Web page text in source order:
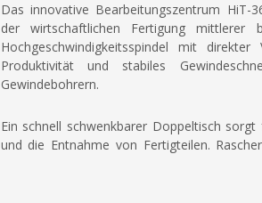
Das innovative Bearbeitungszentrum
der wirtschaftlichen Fertigung mittlerer
Hochgeschwindigkeitsspindel mit
Produktivität und stabiles
Gewindebohrern.
Ein schnell schwenkbarer Doppeltisch
und die Entnahme von Fertigteilen.